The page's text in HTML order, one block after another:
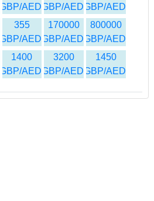
GBP/AED
GBP/AED
GBP/AED
800000
GBP/AED
170000
GBP/AED
355
GBP/AED
1450
GBP/AED
3200
GBP/AED
1400
GBP/AED